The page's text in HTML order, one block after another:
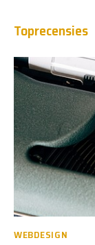
Toprecensies
WEBDESIGN